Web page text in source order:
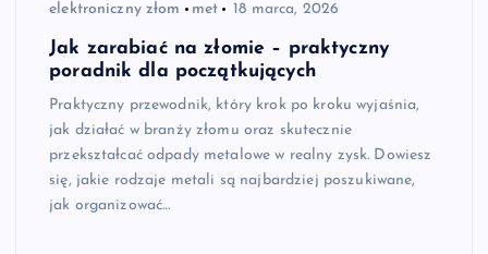
elektroniczny złom met 18 marca, 2026
Jak zarabiać na złomie – praktyczny
poradnik dla początkujących
Praktyczny przewodnik, który krok po kroku wyjaśnia,
jak działać w branży złomu oraz skutecznie
przekształcać odpady metalowe w realny zysk. Dowiesz
się, jakie rodzaje metali są najbardziej poszukiwane,
jak organizować…